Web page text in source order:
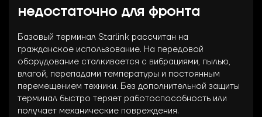
недостаточно для фронта
Базовый терминал Starlink рассчитан на
гражданское использование. На передовой
оборудование сталкивается с вибрациями, пылью,
влагой, перепадами температуры и постоянным
перемещением техники. Без дополнительной защиты
терминал быстро теряет работоспособность или
получает механические повреждения.